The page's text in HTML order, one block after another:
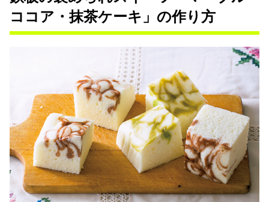
ココア・抹茶ケーキ」の作り方